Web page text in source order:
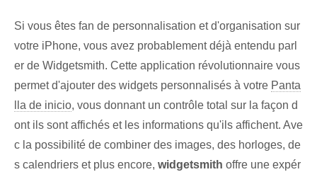
Si vous êtes fan de personnalisation et d'organisation sur
votre iPhone, vous avez probablement déjà entendu parl
er de Widgetsmith. Cette application révolutionnaire vous
permet d'ajouter des ⁤widgets personnalisés à⁢ votre Panta
lla de inicio, vous donnant un contrôle total sur la façon d
ont ils sont affichés et les informations qu'ils affichent. Ave
c ‌la possibilité de combiner des images,⁣ des horloges, de
s calendriers et⁢ plus encore, widgetsmith ⁢offre une expér